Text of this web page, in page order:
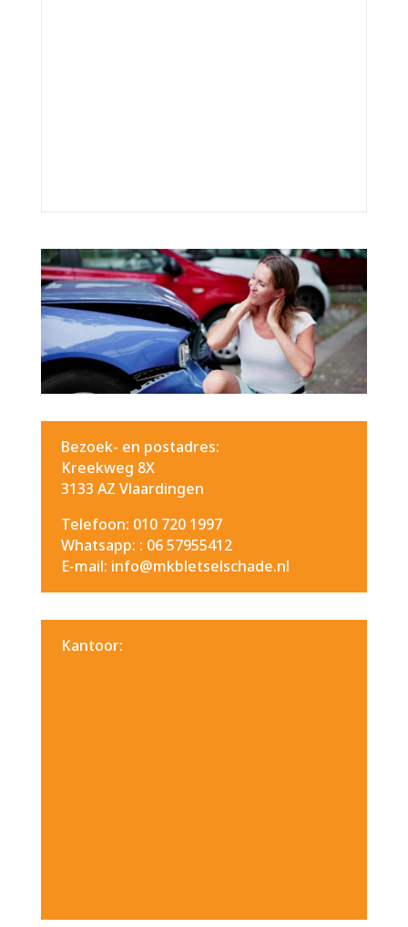
Bezoek- en postadres:
Kreekweg 8X
3133 AZ Vlaardingen
Telefoon: 010 720 1997
Whatsapp: : 06 57955412
E-mail: info@mkbletselschade.nl
Kantoor: